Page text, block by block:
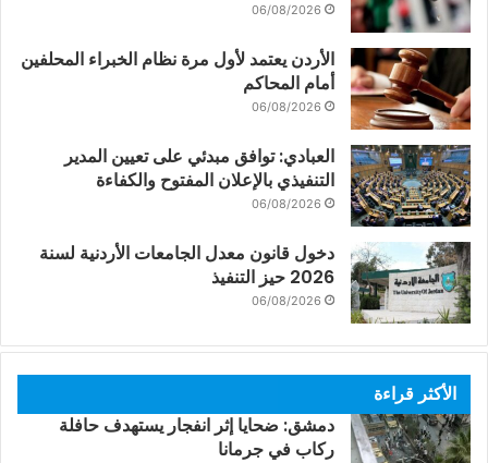
06/08/2026
الأردن يعتمد لأول مرة نظام الخبراء المحلفين
أمام المحاكم
06/08/2026
العبادي: توافق مبدئي على تعيين المدير
التنفيذي بالإعلان المفتوح والكفاءة
06/08/2026
دخول قانون معدل الجامعات الأردنية لسنة
2026 حيز التنفيذ
06/08/2026
الأكثر قراءة
دمشق: ضحايا إثر انفجار يستهدف حافلة
ركاب في جرمانا